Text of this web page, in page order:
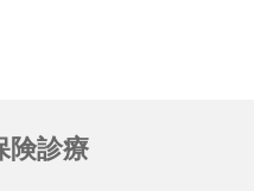
険診療